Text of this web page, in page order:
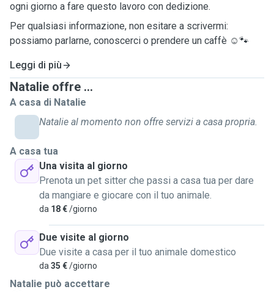
ogni giorno a fare questo lavoro con dedizione.
Per qualsiasi informazione, non esitare a scrivermi:
possiamo parlarne, conoscerci o prendere un caffè ☺️🐾
Leggi di più
Natalie offre ...
A casa di Natalie
Natalie al momento non offre servizi a casa propria.
A casa tua
Una visita al giorno
Prenota un pet sitter che passi a casa tua per dare
da mangiare e giocare con il tuo animale.
da 18 €/giorno
Due visite al giorno
Due visite a casa per il tuo animale domestico
da 35 €/giorno
Natalie può accettare